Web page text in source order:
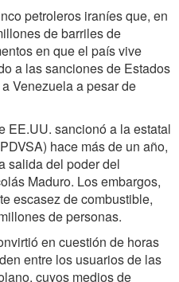
petroleros iraníes que, en
de barriles de
en que el país vive
a las sanciones de Estados
Venezuela a pesar de
EE.UU. sancionó a la estatal
hace más de un año,
salida del poder del
Maduro. Los embargos,
escasez de combustible,
de personas.
en cuestión de horas
entre los usuarios de las
cuyos medios de